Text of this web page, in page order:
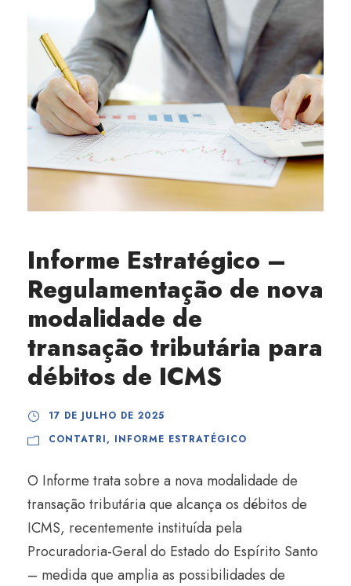
Informe Estratégico –
Regulamentação de nova
modalidade de
transação tributária para
débitos de ICMS
17 DE JULHO DE 2025
CONTATRI, INFORME ESTRATÉGICO
O Informe trata sobre a nova modalidade de
transação tributária que alcança os débitos de
ICMS, recentemente instituída pela
Procuradoria-Geral do Estado do Espírito Santo
– medida que amplia as possibilidades de